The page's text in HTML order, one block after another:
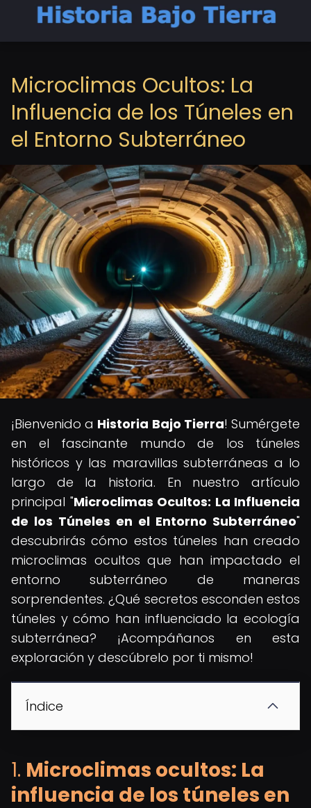
Microclimas Ocultos: La
Influencia de los Túneles en
el Entorno Subterráneo
¡Bienvenido a Historia Bajo Tierra! Sumérgete
en el fascinante mundo de los túneles
históricos y las maravillas subterráneas a lo
largo de la historia. En nuestro artículo
principal "Microclimas Ocultos: La Influencia
de los Túneles en el Entorno Subterráneo"
descubrirás cómo estos túneles han creado
microclimas ocultos que han impactado el
entorno subterráneo de maneras
sorprendentes. ¿Qué secretos esconden estos
túneles y cómo han influenciado la ecología
subterránea? ¡Acompáñanos en esta
exploración y descúbrelo por ti mismo!
Índice
1. Microclimas ocultos: La
influencia de los túneles en